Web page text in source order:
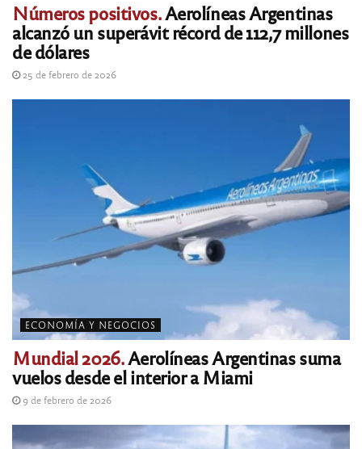
Números positivos.Aerolíneas Argentinas
alcanzó un superávit récord de 112,7 millones
de dólares
25 de febrero de 2026
ECONOMÍA Y NEGOCIOS
Mundial 2026.Aerolíneas Argentinas suma
vuelos desde el interior a Miami
9 de febrero de 2026